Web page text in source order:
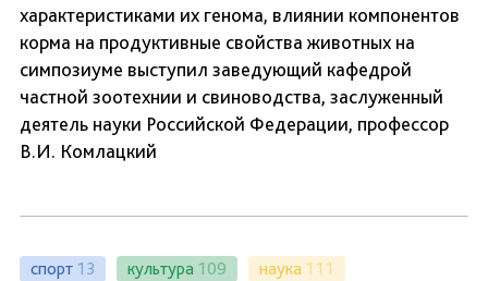
характеристиками их генома, влиянии компонентов
корма на продуктивные свойства животных на
симпозиуме выступил заведующий кафедрой
частной зоотехнии и свиноводства, заслуженный
деятель науки Российской Федерации, профессор
В.И. Комлацкий
спорт 13 культура 109 наука 111